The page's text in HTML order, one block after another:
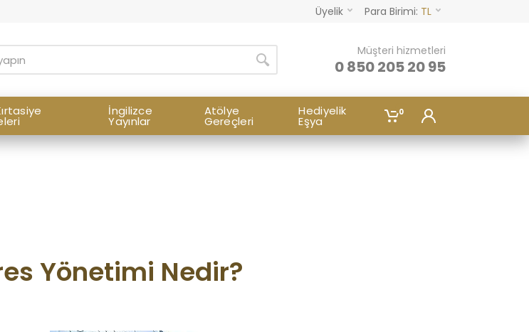
Üyelik Para Birimi: TL
Müşteri hizmetleri
0 850 205 20 95
İngilizce
Yayınlar
Atölye
Gereçleri
Hediyelik
Eşya
0
Yönetimi Nedir?